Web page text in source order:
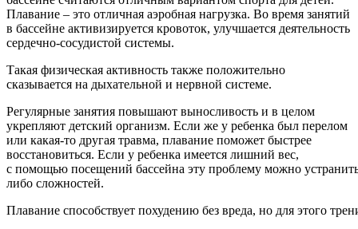
Плавание – это отличная аэробная нагрузка. Во время занятий
в бассейне активизируется кровоток, улучшается деятельность
сердечно-сосудистой системы.
Такая физическая активность также положительно
сказывается на дыхательной и нервной системе.
Регулярные занятия повышают выносливость и в целом
укрепляют детский организм. Если же у ребенка был перелом
или какая-то другая травма, плавание поможет быстрее
восстановиться. Если у ребенка имеется лишний вес,
с помощью посещений бассейна эту проблему можно
либо сложностей.
Плавание способствует похудению без вреда, но для этого